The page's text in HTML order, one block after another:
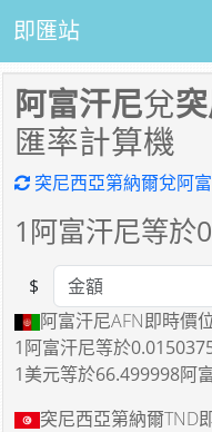
即匯站
阿富汗尼兌
匯率計算機
突尼西亞第納爾兌阿
1 阿富汗尼等於
Amount
$
阿富汗尼AFN即時價
1阿富汗尼等於
1美元等於66.499998阿
突尼西亞第納爾TND